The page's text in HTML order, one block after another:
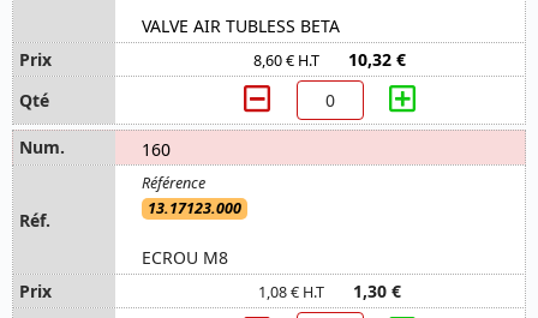
VALVE AIR TUBLESS BETA
8,60 € H.T 10,32 €
160
13.17123.000
ECROU M8
1,08 € H.T 1,30 €